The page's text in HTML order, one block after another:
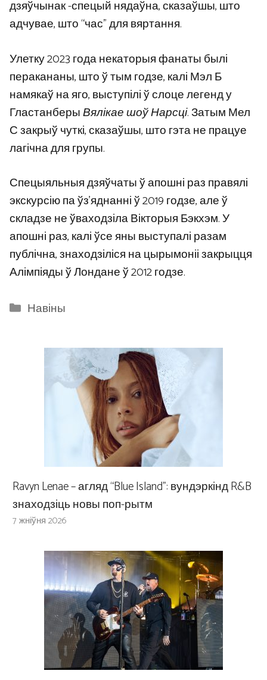
дзяўчынак -спецый нядаўна, сказаўшы, што
адчувае, што “час” для вяртання.
Улетку 2023 года некаторыя фанаты былі
перакананы, што ў тым годзе, калі Мэл Б
намякаў на яго, выступілі ў слоце легенд у
ГластанберыВялікае шоў Нарсці. Затым Мел
С закрыў чуткі, сказаўшы, што гэта не працуе
лагічна для групы.
Спецыяльныя дзяўчаты ў апошні раз правялі
экскурсію па ўз’яднанні ў 2019 годзе, але ў
складзе не ўваходзіла Вікторыя Бэкхэм. У
апошні раз, калі ўсе яны выступалі разам
публічна, знаходзіліся на цырымоніі закрыцця
Алімпіяды ў Лондане ў 2012 годзе.
Categories
Навіны
Ravyn Lenae – агляд “Blue Island”: вундэркінд R&B
знаходзіць новы поп-рытм
7 жніўня 2026